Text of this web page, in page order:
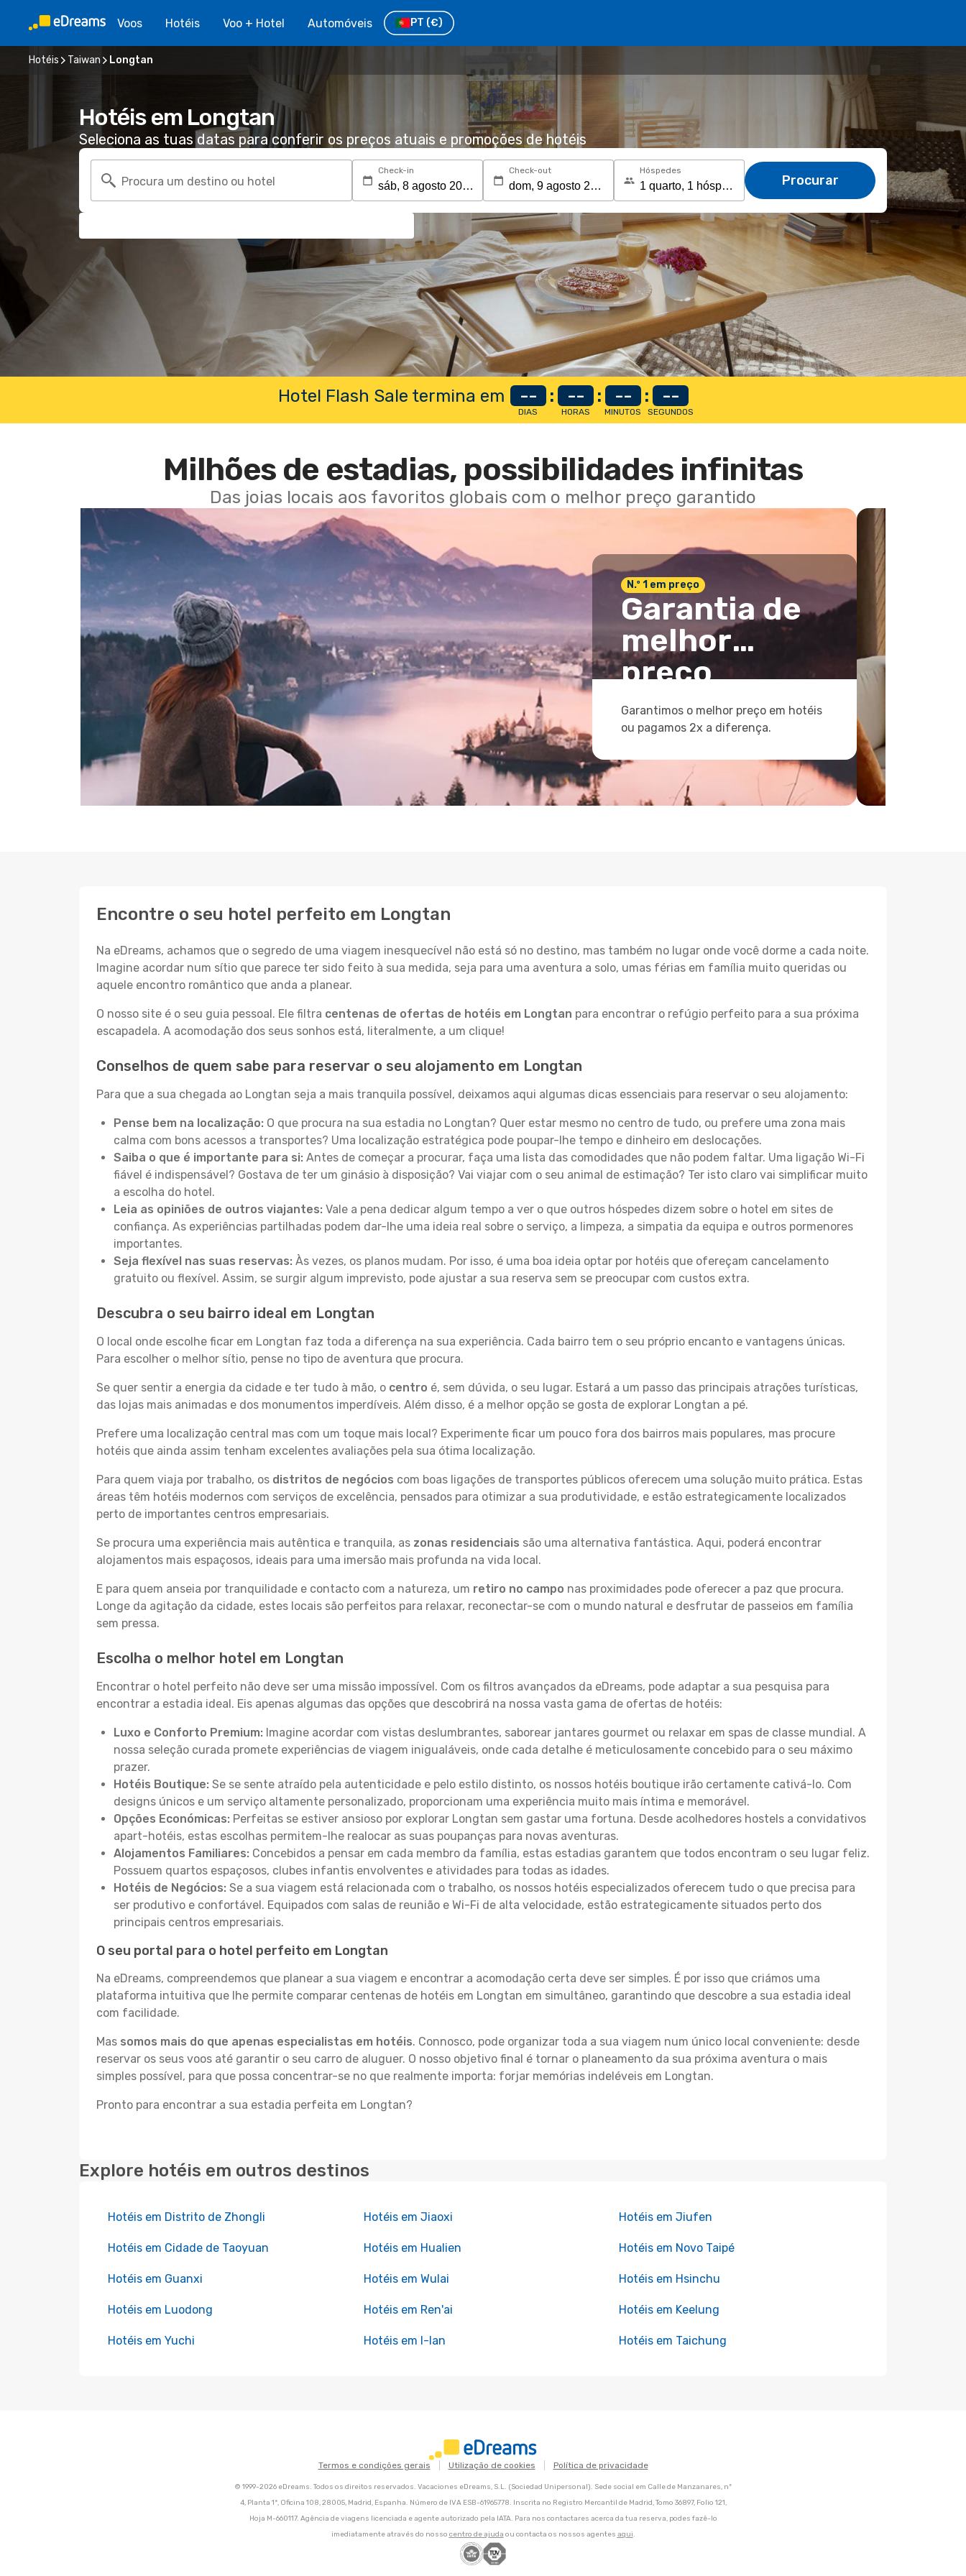
Voos Hotéis Voo + Hotel Automóveis PT (€)
Hotéis Taiwan Longtan
Hotéis em Longtan
Seleciona as tuas datas para conferir os preços atuais e promoções de hotéis
Procura um destino ou hotel
Check-in Check-out Hóspedes
Procurar
Hotel Flash Sale termina em --
DIAS
: --
HORAS
: --
MINUTOS
: --
SEGUNDOS
Milhões de estadias, possibilidades infinitas
Das joias locais aos favoritos globais com o melhor preço garantido
N.º 1 em preço
Garantia de
melhor
preço
Garantimos o melhor preço em hotéis
ou pagamos 2x a diferença.
Encontre o seu hotel perfeito em Longtan
Na eDreams, achamos que o segredo de uma viagem inesquecível não está só no destino, mas também no lugar onde você dorme a cada noite.
Imagine acordar num sítio que parece ter sido feito à sua medida, seja para uma aventura a solo, umas férias em família muito queridas ou
aquele encontro romântico que anda a planear.
O nosso site é o seu guia pessoal. Ele filtra centenas de ofertas de hotéis em Longtan para encontrar o refúgio perfeito para a sua próxima
escapadela. A acomodação dos seus sonhos está, literalmente, a um clique!
Conselhos de quem sabe para reservar o seu alojamento em Longtan
Para que a sua chegada ao Longtan seja a mais tranquila possível, deixamos aqui algumas dicas essenciais para reservar o seu alojamento:
Pense bem na localização: O que procura na sua estadia no Longtan? Quer estar mesmo no centro de tudo, ou prefere uma zona mais
calma com bons acessos a transportes? Uma localização estratégica pode poupar-lhe tempo e dinheiro em deslocações.
Saiba o que é importante para si: Antes de começar a procurar, faça uma lista das comodidades que não podem faltar. Uma ligação Wi-Fi
fiável é indispensável? Gostava de ter um ginásio à disposição? Vai viajar com o seu animal de estimação? Ter isto claro vai simplificar muito
a escolha do hotel.
Leia as opiniões de outros viajantes: Vale a pena dedicar algum tempo a ver o que outros hóspedes dizem sobre o hotel em sites de
confiança. As experiências partilhadas podem dar-lhe uma ideia real sobre o serviço, a limpeza, a simpatia da equipa e outros pormenores
importantes.
Seja flexível nas suas reservas: Às vezes, os planos mudam. Por isso, é uma boa ideia optar por hotéis que ofereçam cancelamento
gratuito ou flexível. Assim, se surgir algum imprevisto, pode ajustar a sua reserva sem se preocupar com custos extra.
Descubra o seu bairro ideal em Longtan
O local onde escolhe ficar em Longtan faz toda a diferença na sua experiência. Cada bairro tem o seu próprio encanto e vantagens únicas.
Para escolher o melhor sítio, pense no tipo de aventura que procura.
Se quer sentir a energia da cidade e ter tudo à mão, o centro é, sem dúvida, o seu lugar. Estará a um passo das principais atrações turísticas,
das lojas mais animadas e dos monumentos imperdíveis. Além disso, é a melhor opção se gosta de explorar Longtan a pé.
Prefere uma localização central mas com um toque mais local? Experimente ficar um pouco fora dos bairros mais populares, mas procure
hotéis que ainda assim tenham excelentes avaliações pela sua ótima localização.
Para quem viaja por trabalho, os distritos de negócios com boas ligações de transportes públicos oferecem uma solução muito prática. Estas
áreas têm hotéis modernos com serviços de excelência, pensados para otimizar a sua produtividade, e estão estrategicamente localizados
perto de importantes centros empresariais.
Se procura uma experiência mais autêntica e tranquila, as zonas residenciais são uma alternativa fantástica. Aqui, poderá encontrar
alojamentos mais espaçosos, ideais para uma imersão mais profunda na vida local.
E para quem anseia por tranquilidade e contacto com a natureza, um retiro no campo nas proximidades pode oferecer a paz que procura.
Longe da agitação da cidade, estes locais são perfeitos para relaxar, reconectar-se com o mundo natural e desfrutar de passeios em família
sem pressa.
Escolha o melhor hotel em Longtan
Encontrar o hotel perfeito não deve ser uma missão impossível. Com os filtros avançados da eDreams, pode adaptar a sua pesquisa para
encontrar a estadia ideal. Eis apenas algumas das opções que descobrirá na nossa vasta gama de ofertas de hotéis:
Luxo e Conforto Premium: Imagine acordar com vistas deslumbrantes, saborear jantares gourmet ou relaxar em spas de classe mundial. A
nossa seleção curada promete experiências de viagem inigualáveis, onde cada detalhe é meticulosamente concebido para o seu máximo
prazer.
Hotéis Boutique: Se se sente atraído pela autenticidade e pelo estilo distinto, os nossos hotéis boutique irão certamente cativá-lo. Com
designs únicos e um serviço altamente personalizado, proporcionam uma experiência muito mais íntima e memorável.
Opções Económicas: Perfeitas se estiver ansioso por explorar Longtan sem gastar uma fortuna. Desde acolhedores hostels a convidativos
apart-hotéis, estas escolhas permitem-lhe realocar as suas poupanças para novas aventuras.
Alojamentos Familiares: Concebidos a pensar em cada membro da família, estas estadias garantem que todos encontram o seu lugar feliz.
Possuem quartos espaçosos, clubes infantis envolventes e atividades para todas as idades.
Hotéis de Negócios: Se a sua viagem está relacionada com o trabalho, os nossos hotéis especializados oferecem tudo o que precisa para
ser produtivo e confortável. Equipados com salas de reunião e Wi-Fi de alta velocidade, estão estrategicamente situados perto dos
principais centros empresariais.
O seu portal para o hotel perfeito em Longtan
Na eDreams, compreendemos que planear a sua viagem e encontrar a acomodação certa deve ser simples. É por isso que criámos uma
plataforma intuitiva que lhe permite comparar centenas de hotéis em Longtan em simultâneo, garantindo que descobre a sua estadia ideal
com facilidade.
Mas somos mais do que apenas especialistas em hotéis. Connosco, pode organizar toda a sua viagem num único local conveniente: desde
reservar os seus voos até garantir o seu carro de aluguer. O nosso objetivo final é tornar o planeamento da sua próxima aventura o mais
simples possível, para que possa concentrar-se no que realmente importa: forjar memórias indeléveis em Longtan.
Pronto para encontrar a sua estadia perfeita em Longtan?
Explore hotéis em outros destinos
Hotéis em Distrito de Zhongli Hotéis em Jiaoxi Hotéis em Jiufen
Hotéis em Cidade de Taoyuan Hotéis em Hualien Hotéis em Novo Taipé
Hotéis em Guanxi Hotéis em Wulai Hotéis em Hsinchu
Hotéis em Luodong Hotéis em Ren'ai Hotéis em Keelung
Hotéis em Yuchi Hotéis em I-lan Hotéis em Taichung
Termos e condições gerais Utilização de cookies Política de privacidade
© 1999-2026 eDreams. Todos os direitos reservados. Vacaciones eDreams, S.L. (Sociedad Unipersonal). Sede social em Calle de Manzanares, nº
4, Planta 1ª, Oficina 108, 28005, Madrid, Espanha. Número de IVA ESB-61965778. Inscrita no Registro Mercantil de Madrid, Tomo 36897, Folio 121,
Hoja M-660117. Agência de viagens licenciada e agente autorizado pela IATA. Para nos contactares acerca da tua reserva, podes fazê-lo
imediatamente através do nosso centro de ajuda ou contacta os nossos agentes aqui.